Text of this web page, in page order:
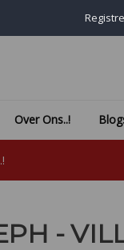
Over Ons..!
-